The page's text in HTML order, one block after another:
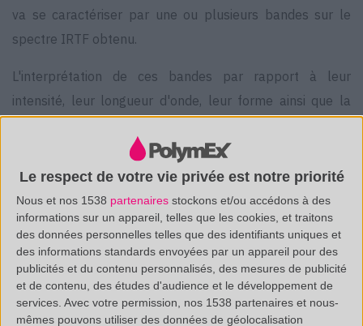
Le respect de votre vie privée est notre priorité
Nous et nos 1538 partenaires stockons et/ou accédons à des
informations sur un appareil, telles que les cookies, et traitons
des données personnelles telles que des identifiants uniques et
des informations standards envoyées par un appareil pour des
publicités et du contenu personnalisés, des mesures de publicité
et de contenu, des études d'audience et le développement de
services. Avec votre permission, nos 1538 partenaires et nous-
mêmes pouvons utiliser des données de géolocalisation
va se caractériser par une ou plusieurs bandes sur le
spectre IRTF obtenu.
L'interprétation de ces bandes par rapport à leur
intensité, leur longueur d'onde, leur forme ainsi que la
référence (plus de 15 800 spectres), va permettre de
mettre en évidence à minima la famille chimique (ester,
acide, uréthane ...) et bien souvent la nature exacte du
composé analysé.